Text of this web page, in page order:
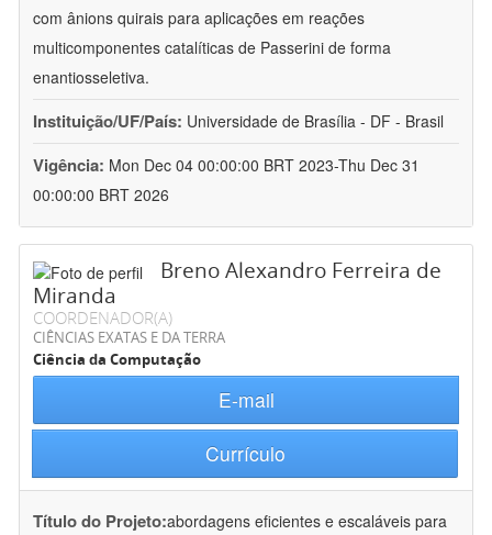
com ânions quirais para aplicações em reações
multicomponentes catalíticas de Passerini de forma
enantiosseletiva.
Instituição/UF/País: Universidade de Brasília - DF - Brasil
Vigência: Mon Dec 04 00:00:00 BRT 2023-Thu Dec 31
00:00:00 BRT 2026
Breno Alexandro Ferreira de
Miranda
COORDENADOR(A)
CIÊNCIAS EXATAS E DA TERRA
Ciência da Computação
E-mail
Currículo
Título do Projeto:abordagens eficientes e escaláveis para